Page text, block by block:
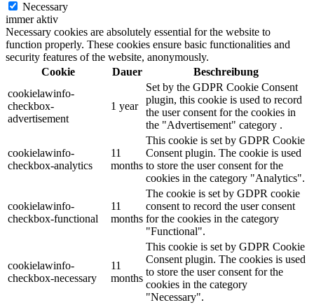
Necessary
immer aktiv
Necessary cookies are absolutely essential for the website to
function properly. These cookies ensure basic functionalities and
security features of the website, anonymously.
Cookie
Dauer
Beschreibung
cookielawinfo-
checkbox-
advertisement
1 year
Set by the GDPR Cookie Consent
plugin, this cookie is used to record
the user consent for the cookies in
the "Advertisement" category .
cookielawinfo-
checkbox-analytics
11
months
This cookie is set by GDPR Cookie
Consent plugin. The cookie is used
to store the user consent for the
cookies in the category "Analytics".
cookielawinfo-
checkbox-functional
11
months
The cookie is set by GDPR cookie
consent to record the user consent
for the cookies in the category
"Functional".
cookielawinfo-
checkbox-necessary
11
months
This cookie is set by GDPR Cookie
Consent plugin. The cookies is used
to store the user consent for the
cookies in the category
"Necessary".